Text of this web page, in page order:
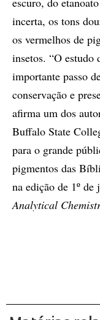
incerta, os tons
os vermelhos de
insetos. “O estudo
importante passo
conservação e
afirma um dos
Buffalo State
para o grande
pigmentos das
na edição de 1º
Analytical